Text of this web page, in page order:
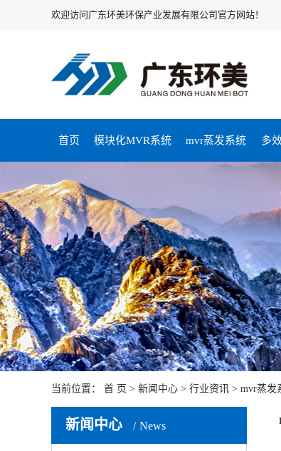
欢迎访问广东环美环保产业发展有限公司官方网站！
首页 模块化MVR系统 mvr蒸发系统 多
当前位置： 首 页 > 新闻中心 > 行业资讯 > mvr蒸发
新闻中心 News